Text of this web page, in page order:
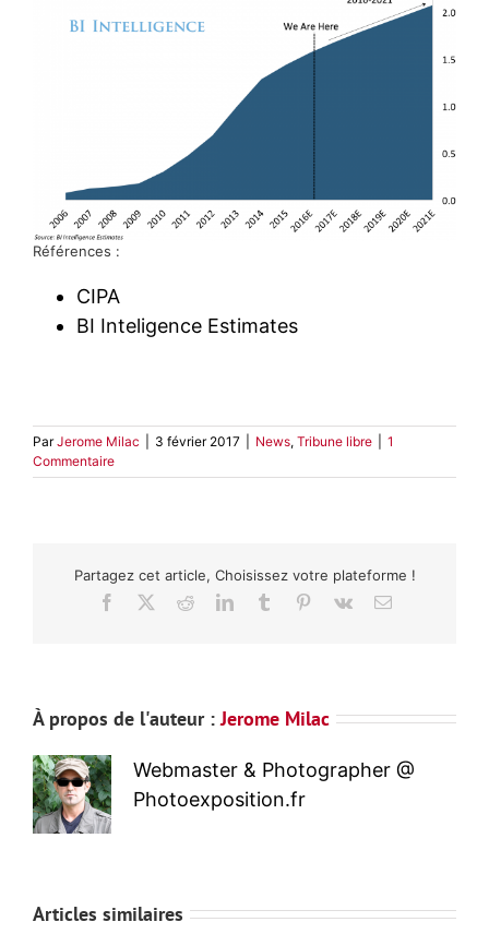
Références :
CIPA
BI Inteligence Estimates
ParJerome Milac 3 février 2017 News, Tribune libre
1
Commentaire
Partagez cet article, Choisissez votre plateforme !
Facebook
RedditLinkedInTumblr Pinterest
Vk Email
À propos de l'auteur :Jerome Milac
Webmaster & Photographer @
Photoexposition.fr
Articles similaires